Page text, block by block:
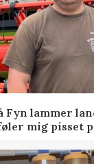
Fyn lammer
mig pisset